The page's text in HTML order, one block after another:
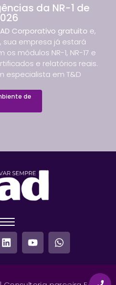
da NR-1 de
Corporativo gratuito e,
sua empresa já estará
módulos NR-1, NR-17 e
e relatórios reais.
especialista em T&D
de